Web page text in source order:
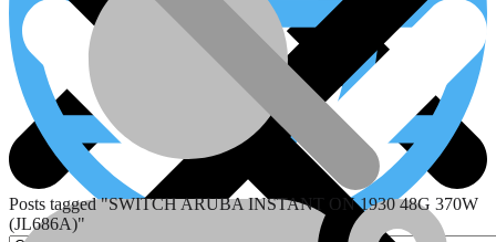
Posts tagged "SWITCH ARUBA INSTANT ON 1930 48G 370W
(JL686A)"